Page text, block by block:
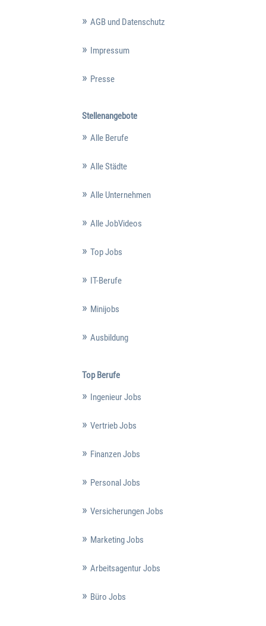
AGB und Datenschutz
Impressum
Presse
Stellenangebote
Alle Berufe
Alle Städte
Alle Unternehmen
Alle JobVideos
Top Jobs
IT-Berufe
Minijobs
Ausbildung
Top Berufe
Ingenieur Jobs
Vertrieb Jobs
Finanzen Jobs
Personal Jobs
Versicherungen Jobs
Marketing Jobs
Arbeitsagentur Jobs
Büro Jobs